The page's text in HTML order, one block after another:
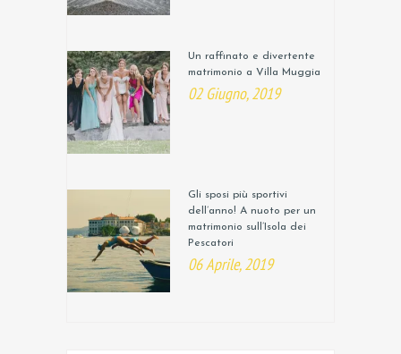
Un raffinato e divertente
matrimonio a Villa Muggia
02 Giugno, 2019
Gli sposi più sportivi
dell’anno! A nuoto per un
matrimonio sull’Isola dei
Pescatori
06 Aprile, 2019